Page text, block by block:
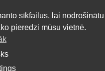
sīkfailus, lai nodrošinātu
pieredzi mūsu vietnē.